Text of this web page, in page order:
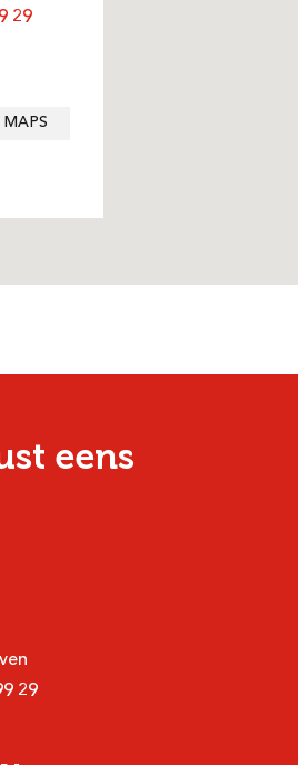
29
eens
29